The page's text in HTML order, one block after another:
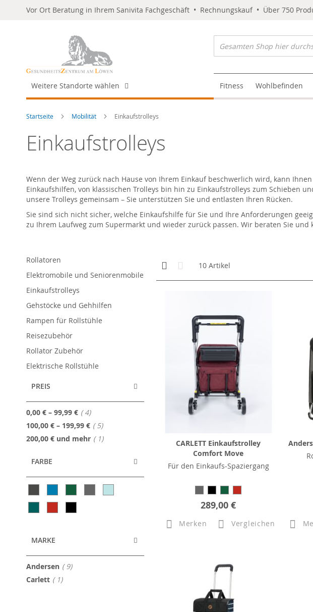
Vor Ort Beratung in Ihrem Sanivita Fachgeschäft • Rechnungskauf • Über 750
Weitere Standorte wählen Fitness Wohlbefinden
Startseite Mobilität Einkaufstrolleys
Einkaufstrolleys
Wenn der Weg zurück nach Hause von Ihrem Einkauf beschwerlich wird, kann
Einkaufshilfen, von klassischen Trolleys bin hin zu Einkaufstrolleys zum Schieben
unsere Trolleys gemeinsam – Sie unterstützen Sie und entlasten Ihren Rücken.
Sie sind sich nicht sicher, welche Einkaufshilfe für Sie und Ihre Anforderungen
zu Ihrem Laufweg zum Supermarkt und wieder zurück passen. Wir beraten Sie
Anzeigen
als
Kachelansicht
10 Artikel
CARLETT Einkaufstrolley
Comfort Move
Für den Einkaufs-Spaziergang
289,00 €
Merken Vergleichen
Rollatoren
Elektromobile und Seniorenmobile
Einkaufstrolleys
Gehstöcke und Gehhilfen
Rampen für Rollstühle
Reisezubehör
Rollator Zubehör
Elektrische Rollstühle
PREIS
0,00 € – 99,99 € 4Artikel
100,00 € – 199,99 € 5Artikel
200,00 € und mehr 1Artikel
FARBE
MARKE
Andersen 9Artikel
Carlett 1Artikel